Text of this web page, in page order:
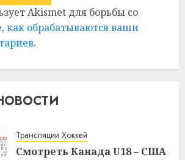
Akismet для борьбы со
как обрабатываются ваши
.
Трансляции Хоккей
Смотреть Канада U18 – США